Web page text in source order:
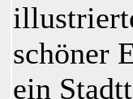
schöner
ein